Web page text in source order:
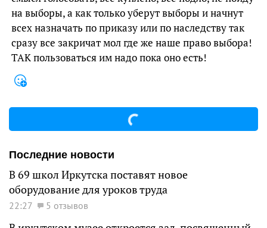
на выборы, а как только уберут выборы и начнут
всех назначать по приказу или по наследству так
сразу все закричат мол где же наше право выбора!
ТАК пользоваться им надо пока оно есть!
Последние новости
В 69 школ Иркутска поставят новое
оборудование для уроков труда
22:27 5 отзывов